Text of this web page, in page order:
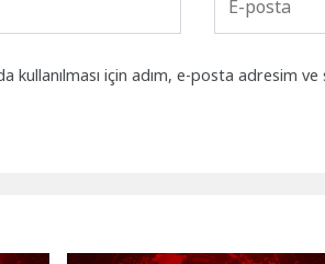
kullanılması için adım, e-posta adresim